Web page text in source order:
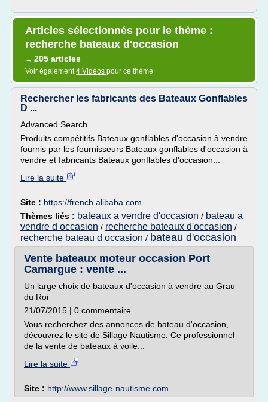
Articles sélectionnés pour le thème :
recherche bateaux d'occasion
→ 205 articles
Voir également4 Vidéos pour ce thème
Rechercher les fabricants des Bateaux Gonflables
D ...
Advanced Search
Produits compétitifs Bateaux gonflables d'occasion à vendre
fournis par les fournisseurs Bateaux gonflables d'occasion à
vendre et fabricants Bateaux gonflables d'occasion...
Lire la suite
Site : https://french.alibaba.com
Thèmes liés : bateaux a vendre d'occasion / bateau a
vendre d occasion / recherche bateaux d'occasion /
recherche bateau d occasion / bateau d'occasion
Vente bateaux moteur occasion Port
Camargue : vente ...
Un large choix de bateaux d'occasion à vendre au Grau
du Roi
21/07/2015 | 0 commentaire
Vous recherchez des annonces de bateau d'occasion,
découvrez le site de Sillage Nautisme. Ce professionnel
de la vente de bateaux à voile...
Lire la suite
Site : http://www.sillage-nautisme.com